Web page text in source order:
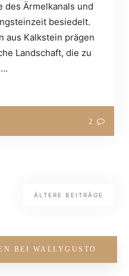
des Ärmelkanals und
besiedelt.
aus Kalkstein prägen
Landschaft, die zu
2
ÄLTERE BEITRÄGE
BEI WALLYGUSTO